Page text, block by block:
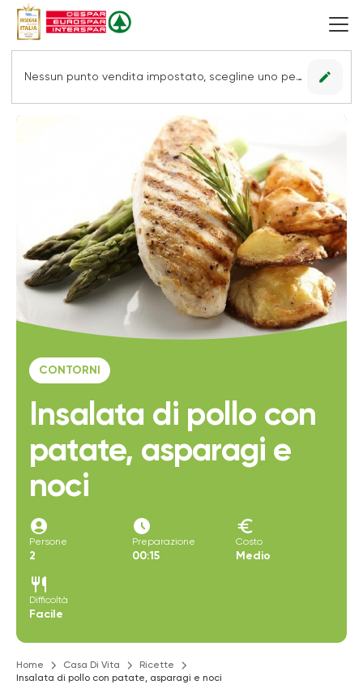
Nessun punto vendita impostato, scegline uno per vedere le offerte. edit
CONTORNI
Insalata di pollo con
patate, asparagi e
noci
account_circle
Persone
2
access_time_filled
Preparazione
00:15
euro
Costo
Medio
restaurant
Difficoltà
Facile
Home Casa Di Vita
Ricette
Insalata di pollo con patate, asparagi e noci